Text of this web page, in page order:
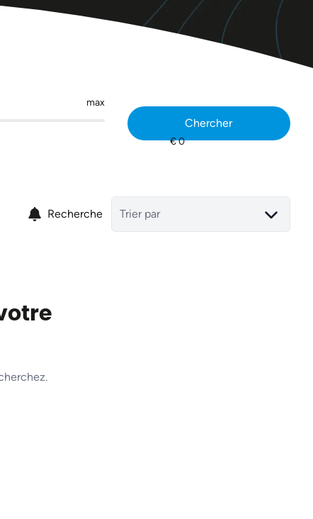
max
Chercher
Recherche Trier par